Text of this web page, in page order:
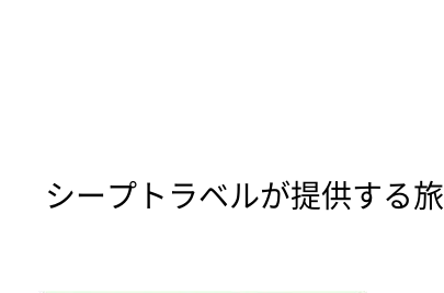
シープトラベルが提供する旅